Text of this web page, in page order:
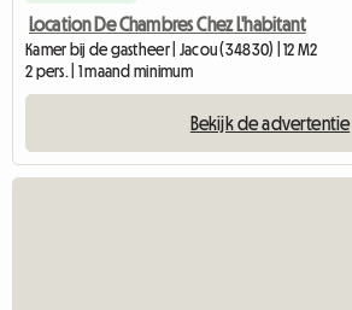
Location De Chambres Chez L'habitant
Kamer bij de gastheer | Jacou (34830) | 12 M2
2 pers. | 1 maand minimum
Bekijk de advertentie